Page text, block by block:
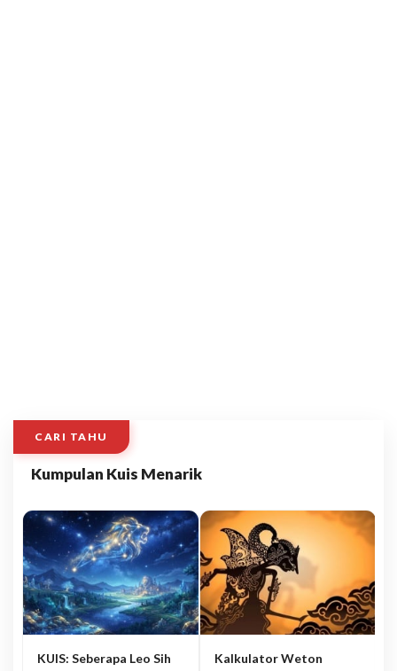
CARI TAHU
Kumpulan Kuis Menarik
KUIS: Seberapa Leo Sih
Kalkulator Weton